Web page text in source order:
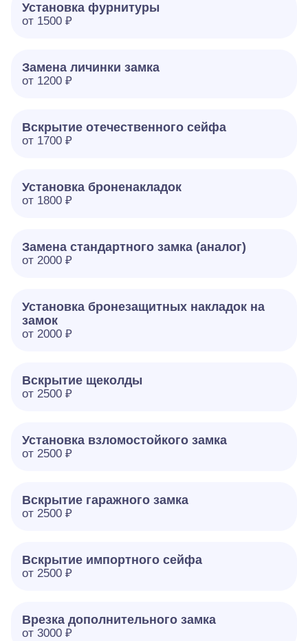
Установка фурнитуры
от 1500 ₽
Замена личинки замка
от 1200 ₽
Вскрытие отечественного сейфа
от 1700 ₽
Установка броненакладок
от 1800 ₽
Замена стандартного замка (аналог)
от 2000 ₽
Установка бронезащитных накладок на
замок
от 2000 ₽
Вскрытие щеколды
от 2500 ₽
Установка взломостойкого замка
от 2500 ₽
Вскрытие гаражного замка
от 2500 ₽
Вскрытие импортного сейфа
от 2500 ₽
Врезка дополнительного замка
от 3000 ₽